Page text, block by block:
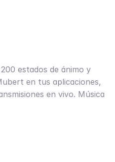
estados de ánimo y
en tus aplicaciones,
en vivo. Música